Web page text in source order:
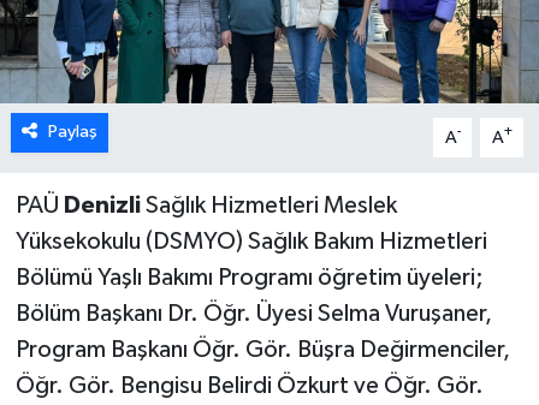
Paylaş A- A+
PAÜ DenizliSağlık Hizmetleri Meslek
Yüksekokulu (DSMYO) Sağlık Bakım Hizmetleri
Bölümü Yaşlı Bakımı Programı öğretim üyeleri;
Bölüm Başkanı Dr. Öğr. Üyesi Selma Vuruşaner,
Program Başkanı Öğr. Gör. Büşra Değirmenciler,
Öğr. Gör. Bengisu Belirdi Özkurt ve Öğr. Gör.